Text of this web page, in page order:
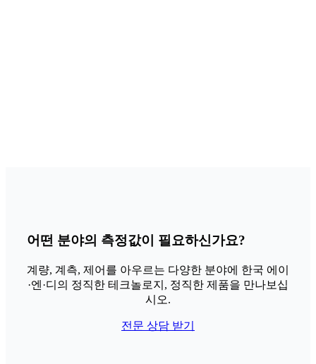
어떤 분야의 측정값이 필요하신가요?
계량, 계측, 제어를 아우르는 다양한 분야에 한국 에이
·엔·디의 정직한 테크놀로지, 정직한 제품을 만나보십
시오.
전문 상담 받기